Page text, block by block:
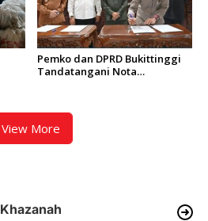
Pemko dan DPRD Bukittinggi
Tandatangani Nota
View More
Khazanah